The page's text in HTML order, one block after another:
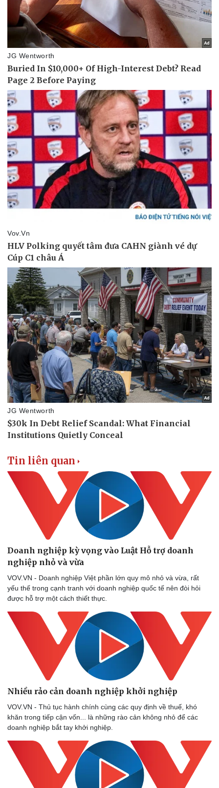
Thể thao
Lịch thi đấu bóng đá
Thế giới thể thao
eSports
Hậu trường
Ô tô - Xe máy
Xe máy
Tư vấn
Tin liên quan
Doanh nghiệp kỳ vọng vào Luật Hỗ trợ doanh
nghiệp nhỏ và vừa
VOV.VN - Doanh nghiệp Việt phần lớn quy mô nhỏ và vừa, rất
yếu thế trong cạnh tranh với doanh nghiệp quốc tế nên đòi hỏi
được hỗ trợ một cách thiết thực.
Nhiều rảo cản doanh nghiệp khởi nghiệp
VOV.VN - Thủ tục hành chính cùng các quy định về thuế, khó
khăn trong tiếp cận vốn... là những rào cản không nhỏ để các
doanh nghiệp bắt tay khởi nghiệp.